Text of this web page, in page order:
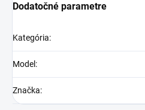
Dodatočné parametre
Kategória:
Model :
Značka: